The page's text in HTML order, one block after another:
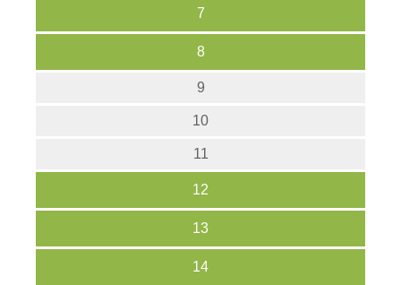
7
8
9
10
11
12
13
14